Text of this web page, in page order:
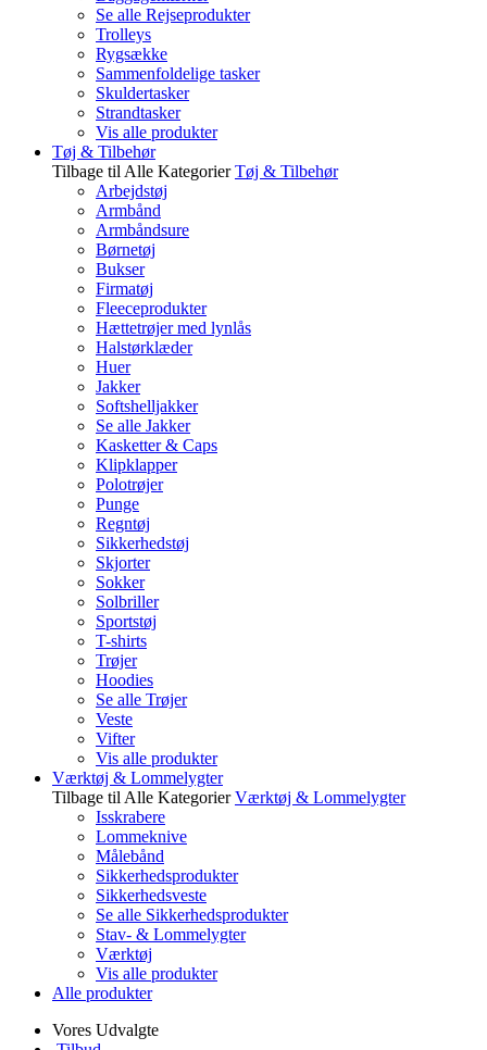
Se alle Rejseprodukter
Trolleys
Rygsække
Sammenfoldelige tasker
Skuldertasker
Strandtasker
Vis alle produkter
Tøj & Tilbehør
Tilbage til Alle Kategorier Tøj & Tilbehør
Arbejdstøj
Armbånd
Armbåndsure
Børnetøj
Bukser
Firmatøj
Fleeceprodukter
Hættetrøjer med lynlås
Halstørklæder
Huer
Jakker
Softshelljakker
Se alle Jakker
Kasketter & Caps
Klipklapper
Polotrøjer
Punge
Regntøj
Sikkerhedstøj
Skjorter
Sokker
Solbriller
Sportstøj
T-shirts
Trøjer
Hoodies
Se alle Trøjer
Veste
Vifter
Vis alle produkter
Værktøj & Lommelygter
Tilbage til Alle Kategorier Værktøj & Lommelygter
Isskrabere
Lommeknive
Målebånd
Sikkerhedsprodukter
Sikkerhedsveste
Se alle Sikkerhedsprodukter
Stav- & Lommelygter
Værktøj
Vis alle produkter
Alle produkter
Vores Udvalgte